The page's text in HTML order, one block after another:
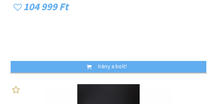
104 999 Ft
Irány a bolt!